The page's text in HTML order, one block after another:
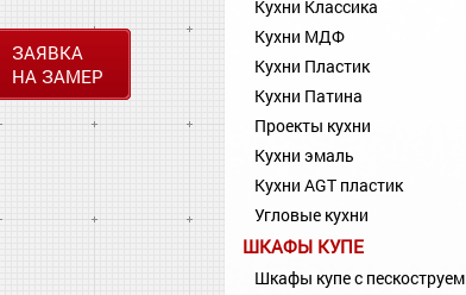
ЗАЯВКА
НА ЗАМЕР
Кухни Классика
Кухни МДФ
Кухни Пластик
Кухни Патина
Проекты кухни
Кухни эмаль
Кухни AGT пластик
Угловые кухни
ШКАФЫ КУПЕ
Шкафы купе с пескоструем